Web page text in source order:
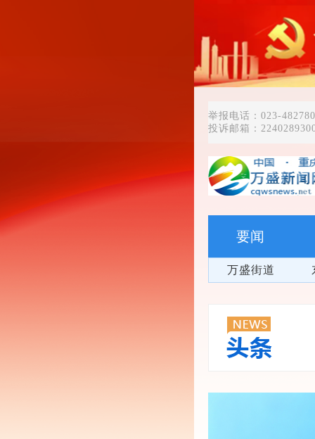
举报电话：023-
投诉邮箱：
要闻
万盛街道